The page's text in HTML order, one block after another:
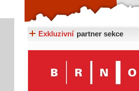
Exkluzivní partner sekce